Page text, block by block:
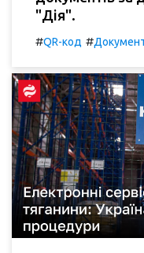
"Дія".
#QR-код #